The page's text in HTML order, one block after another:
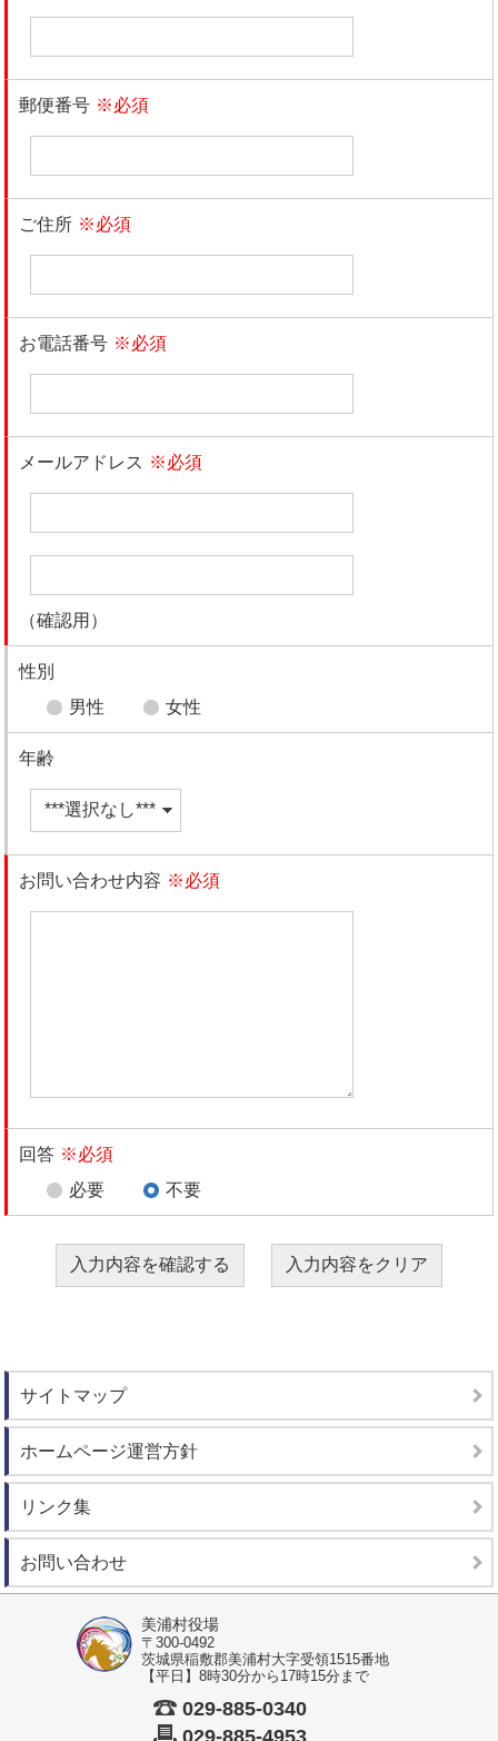
郵便番号 ※必須
ご住所 ※必須
お電話番号 ※必須
メールアドレス ※必須
（確認用）
性別
男性
女性
年齢
お問い合わせ内容 ※必須
回答 ※必須
必要
不要
サイトマップ
ホームページ運営方針
リンク集
お問い合わせ
美浦村役場
〒300-0492
茨城県稲敷郡美浦村大字受領1515番地
【平日】8時30分から17時15分まで
029-885-0340
029-885-4953